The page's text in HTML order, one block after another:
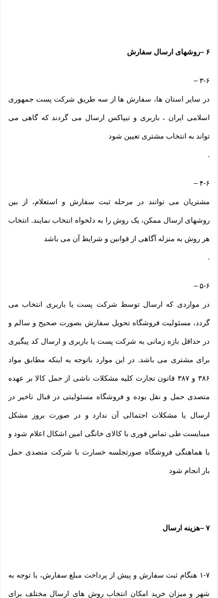
۶ –روشهای ارسال سفارش
۳-۶–
در سایر استان ها، سفارش ها از سه طریق شرکت پست جمهوری
اسلامی ایران ، باربری و تیپاکس ارسال می گردند که گاهی می
تواند به انتخاب مشتری تعیین شود
.
۴-۶–
مشتریان می توانند در مرحله ثبت سفارش و استعلام، از بین
روشهای ارسال ممکن، یک روش را به دلخواه انتخاب نمایند. انتخاب
هر روش به منزله آگاهی از قوانین و شرایط آن می باشد
.
۵-۶–
در مواردی که ارسال توسط شرکت پست یا باربری انتخاب می
گردد، مسئولیت فروشگاه تحویل سفارش بصورت صحیح و سالم و
در حداقل بازه زمانی به شرکت پست یا باربری و ارسال کد پیگیری
برای مشتری می باشد. در این موارد باتوجه به اینکه مطابق مواد
۳۸۶ و ۳۸۷ قانون تجارت کلیه مشکلات ناشی از حمل کالا بر عهده
متصدی حمل و نقل بوده و فروشگاه مسئولیتی در قبال تاخیر در
ارسال یا مشکلات احتمالی آن ندارد و در صورت بروز مشکل
میبایست طی تماس فوری با کالای خانگی امین اشکال اعلام شود و
با هماهنگی فروشگاه صورتجلسه خسارت با شرکت متصدی حمل
بار انجام شود
۷ –هزینه ارسال
۱-۷ هنگام ثبت سفارش و پیش از پرداخت مبلغ سفارش، با توجه به
شهر و میزان خرید امکان انتخاب روش های ارسال مختلف برای